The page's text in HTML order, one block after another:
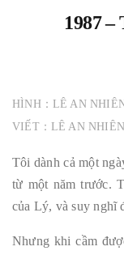
1987
HÌNH：LÊ AN
VIẾT：LÊ AN NHIÊN
Tôi dành cả một
từ một năm trước.
của Lý, và suy nghĩ
Nhưng khi cầm